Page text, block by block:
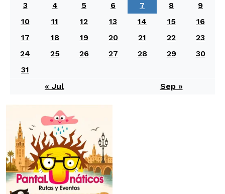
3
4 5 6 7 8
9
10
11 12 13 14 15
16
17
18 19 20 21 22
23
24
25 26 27 28 29
30
31
« Jul
Sep »